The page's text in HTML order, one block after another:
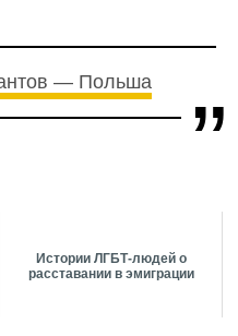
— Польша
Истории ЛГБТ-людей о
расставании в эмиграции